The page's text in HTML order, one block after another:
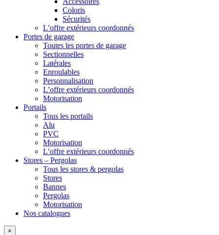
Coloris
Sécurités
L’offre extérieurs coordonnés
Portes de garage
Toutes les portes de garage
Sectionnelles
Latérales
Enroulables
Personnalisation
L’offre extérieurs coordonnés
Motorisation
Portails
Tous les portails
Alu
PVC
Motorisation
L’offre extérieurs coordonnés
Stores – Pergolas
Tous les stores & pergolas
Stores
Bannes
Pergolas
Motorisation
Nos catalogues
×